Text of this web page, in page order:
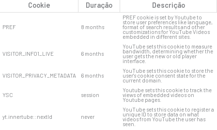
Cookie
Duração Descrição
PREF 8 months
PREF cookie is set by Youtube to
store user preferences like language,
format of search results and other
customizations for YouTube Videos
embedded in different sites.
VISITOR_INFO1_LIVE 6 months
YouTube sets this cookie to measure
bandwidth, determining whether the
user gets the new or old player
interface.
VISITOR_PRIVACY_METADATA 6 months
YouTube sets this cookie to store the
user's cookie consent state for the
current domain.
YSC session
Youtube sets this cookie to track the
views of embedded videos on
Youtube pages.
yt.innertube::nextId never
YouTube sets this cookie to register a
unique ID to store data on what
videos from YouTube the user has
seen.